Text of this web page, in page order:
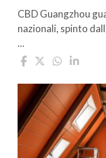
CBD Guangzhou
nazionali, spinto
...